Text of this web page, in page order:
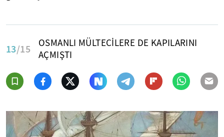
13/15
OSMANLI MÜLTECİLERE DE KAPILARINI
AÇMIŞTI